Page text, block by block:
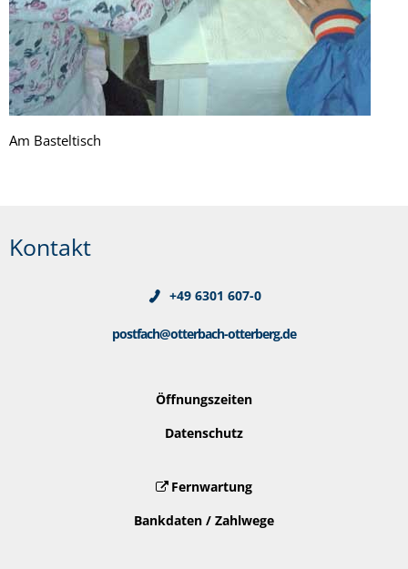
Am Basteltisch
Kontakt
+49 6301 607-0
postfach@otterbach-otterberg.de
Öffnungszeiten
Datenschutz
Fernwartung
Bankdaten / Zahlwege